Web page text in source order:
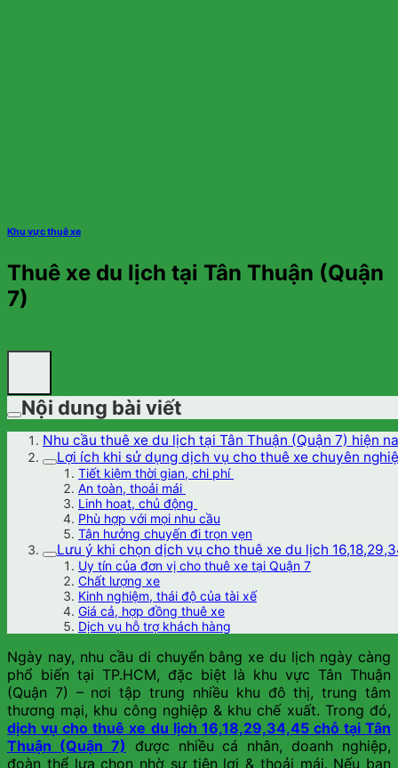
Khu vực thuê xe
Thuê xe du lịch tại Tân Thuận (Quận
7)
Nội dung bài viết
Nhu cầu thuê xe du lịch tại Tân Thuận (Quận 7) hiện
Lợi ích khi sử dụng dịch vụ cho thuê xe chuyên
Tiết kiệm thời gian, chi phí
An toàn, thoải mái
Linh hoạt, chủ động
Phù hợp với mọi nhu cầu
Tận hưởng chuyến đi trọn vẹn
Lưu ý khi chọn dịch vụ cho thuê xe du lịch
Uy tín của đơn vị cho thuê xe tại Quận 7
Chất lượng xe
Kinh nghiệm, thái độ của tài xế
Giá cả, hợp đồng thuê xe
Dịch vụ hỗ trợ khách hàng
Ngày nay, nhu cầu di chuyển bằng xe du lịch ngày càng
phổ biến tại TP.HCM, đặc biệt là khu vực Tân Thuận
(Quận 7) – nơi tập trung nhiều khu đô thị, trung tâm
thương mại, khu công nghiệp & khu chế xuất. Trong đó,
dịch vụ cho thuê xe du lịch 16,18,29,34,45 chỗ tại Tân
Thuận (Quận 7) được nhiều cá nhân, doanh nghiệp,
đoàn thể lựa chọn nhờ sự tiện lợi & thoải mái. Nếu bạn